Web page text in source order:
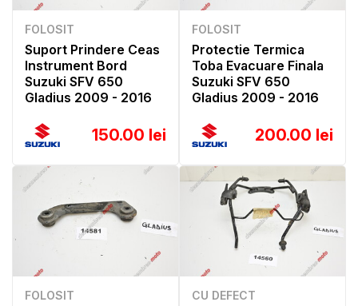
FOLOSIT
Suport Prindere Ceas
Instrument Bord
Suzuki SFV 650
Gladius 2009 - 2016
150.00 lei
FOLOSIT
Protectie Termica
Toba Evacuare Finala
Suzuki SFV 650
Gladius 2009 - 2016
200.00 lei
FOLOSIT CU DEFECT